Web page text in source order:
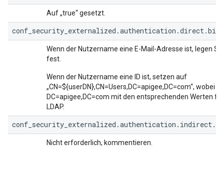
Auf „true“ gesetzt.
Wenn der Nutzername eine E-Mail-Adresse ist, legen Sie
fest.
Wenn der Nutzername eine ID ist, setzen auf
„CN=${userDN},CN=Users,DC=apigee,DC=com“, wobei
DC=apigee,DC=com mit den entsprechenden Werten
LDAP.
Nicht erforderlich, kommentieren.